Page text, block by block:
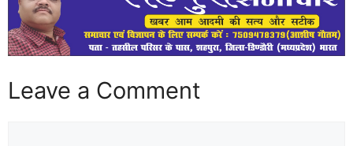
Leave a Comment